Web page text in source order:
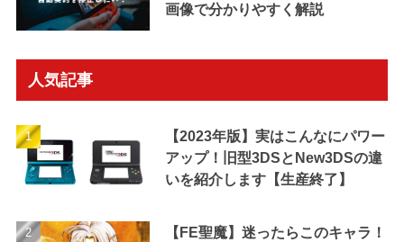
画像で分かりやすく解説
人気記事
【2023年版】実はこんなにパワー
アップ！旧型3DSとNew3DSの違
いを紹介します【生産終了】
【FE聖魔】迷ったらこのキャラ！